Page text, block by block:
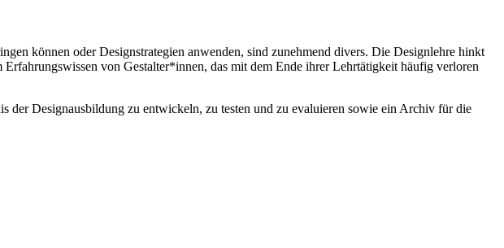
können oder Designstrategien anwenden, sind zunehmend divers. Die Designlehre hinkt
von Gestalter*innen, das mit dem Ende ihrer Lehrtätigkeit häufig verloren
der Designausbildung zu entwickeln, zu testen und zu evaluieren sowie ein Archiv für die